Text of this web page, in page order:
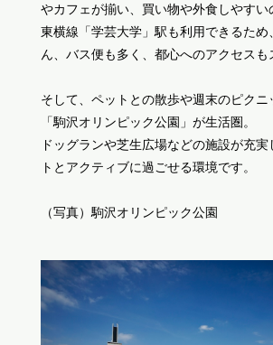
やカフェが揃い、買い物や外食しやすい
東横線「学芸大学」駅も利用できるため
ん、バス便も多く、都心へのアクセスも
そして、ペットとの散歩や週末のピクニ
「駒沢オリンピック公園」が生活圏。
ドッグランや芝生広場などの施設が充実
トとアクティブに過ごせる環境です。
（写真）駒沢オリンピック公園